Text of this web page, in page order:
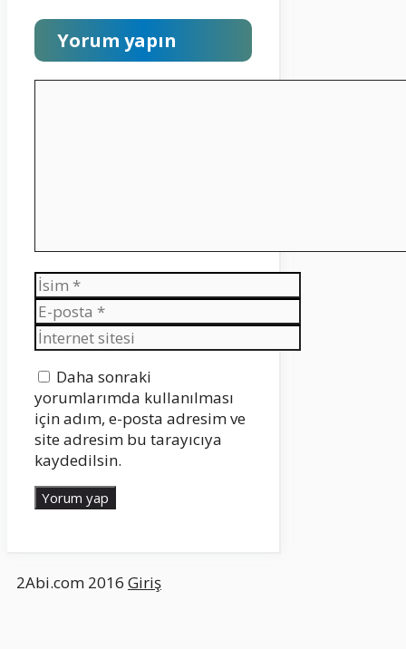
Yorum yapın
İsim
E-
posta
İnternet
sitesi
Daha sonraki
yorumlarımda kullanılması
için adım, e-posta adresim ve
site adresim bu tarayıcıya
kaydedilsin.
2Abi.com 2016 Giriş